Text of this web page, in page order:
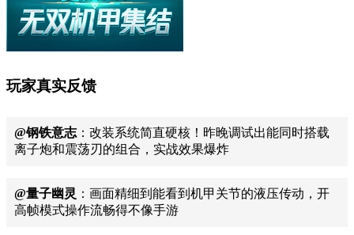
玩家真实反馈
@钢铁意志：改装系统简直硬核！昨晚调试出能同时搭载
离子炮和震荡刃的组合，实战效果爆炸
@量子幽灵 ：画面精细到能看到机甲关节的液压传动，开
高帧模式操作流畅得不像手游